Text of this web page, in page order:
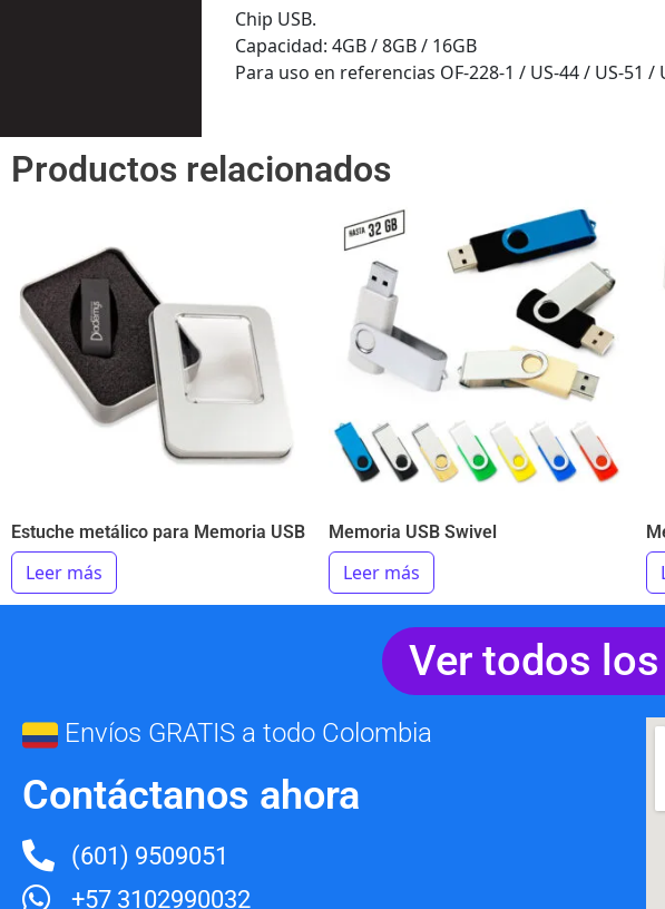
Chip USB.
Capacidad: 4GB / 8GB / 16GB
Para uso en referencias OF-228-1 / US-44 / US-51 /
Productos relacionados
Estuche metálico para Memoria USB
Leer más
Memoria USB Swivel
Leer más
Ver todos
Envíos GRATIS a todo Colombia
Contáctanos ahora
(601) 9509051
+57 3102990032